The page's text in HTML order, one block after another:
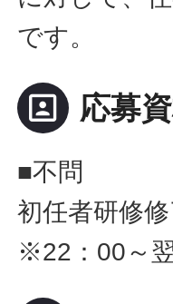
です。
portrait 応募
■不問
初任者研修
※22：00～